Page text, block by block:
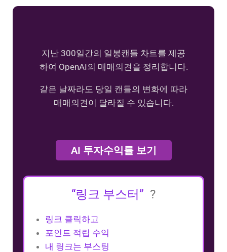
지난 300일간의 일봉캔들 차트를 제공
하여 OpenAI의 매매의견을 정리합니다.
같은 날짜라도 당일 캔들의 변화에 따라
매매의견이 달라질 수 있습니다.
AI 투자수익률 보기
“링크 부스터” ?
링크 클릭하고
포인트 적립 수익
내 링크는 부스팅